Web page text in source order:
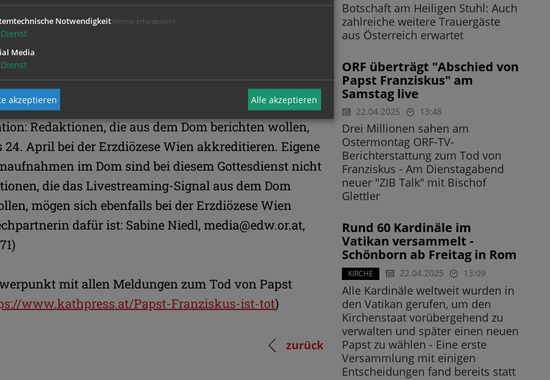
verstorbenen Papst mit den jeweiligen
statt. Bereits am Todestag des Papstes am
April) war mit einem "Kleinen Requiem" mit Kardinal
im Wiener Stephansdom Papst Franziskus
Redaktionen, die aus dem Dom berichten wollen,
24. April bei der Erzdiözese Wien akkreditieren. Eigene
im Dom sind bei diesem Gottesdienst nicht
die das Livestreaming-Signal aus dem Dom
mögen sich ebenfalls bei der Erzdiözese Wien
dafür ist: Sabine Niedl, media@edw.or.at,
mit allen Meldungen zum Tod von Papst
www.kathpress.at/Papst-Franziskus-ist-tot)
zurück
Botschaft am Heiligen Stuhl: Auch
zahlreiche weitere Trauergäste
aus Österreich erwartet
ORF überträgt "Abschied von
Papst Franziskus" am
Samstag live
22.04.2025 13:48
Drei Millionen sahen am
Ostermontag ORF-TV-
Berichterstattung zum Tod von
Franziskus - Am Dienstagabend
neuer "ZIB Talk" mit Bischof
Glettler
Rund 60 Kardinäle im
Vatikan versammelt -
Schönborn ab Freitag in Rom
KIRCHE 22.04.2025 13:09
Alle Kardinäle weltweit wurden in
den Vatikan gerufen, um den
Kirchenstaat vorübergehend zu
verwalten und später einen neuen
Papst zu wählen - Eine erste
Versammlung mit einigen
Entscheidungen fand bereits statt
Notwendigkeit (immer erforderlich)
Dienst
Media
Dienst
akzeptieren Alle akzeptieren